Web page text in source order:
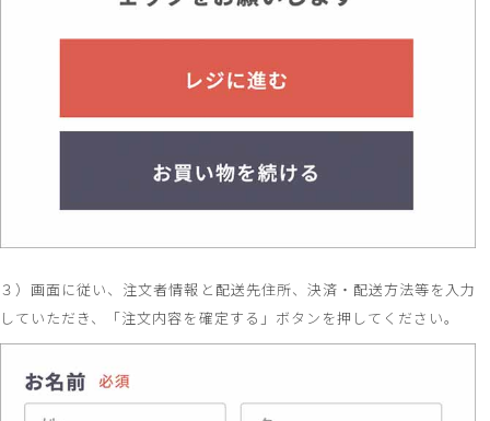
３）画面に従い、注文者情報と配送先住所、決済・配送方法等を入力
していただき、「注文内容を確定する」ボタンを押してください。